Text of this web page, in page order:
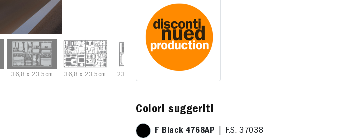
36,8 x 23,5cm 36,8 x 23,5cm 23,5 x 14,4cm
Colori suggeriti
F Black 4768AP | F.S. 37038